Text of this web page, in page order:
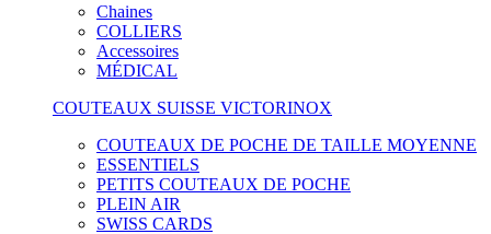
Chaines
COLLIERS
Accessoires
MÉDICAL
COUTEAUX SUISSE VICTORINOX
COUTEAUX DE POCHE DE TAILLE MOYENNE
ESSENTIELS
PETITS COUTEAUX DE POCHE
PLEIN AIR
SWISS CARDS